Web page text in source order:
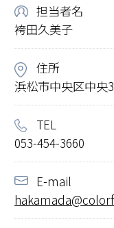
担当者名
袴田久美子
住所
浜松市中央区中央
TEL
053-454-3660
E-mail